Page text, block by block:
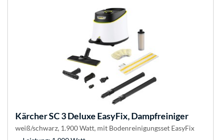
KärcherSC 3 Deluxe EasyFix, Dampfreiniger
weiß/schwarz, 1.900 Watt, mit Bodenreinigungsset EasyFix